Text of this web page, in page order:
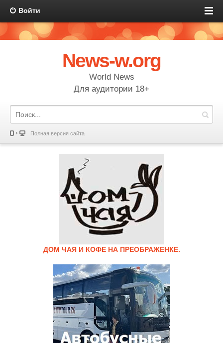
Войти
News-w.org
World News
Для аудитории 18+
Полная версия сайта
ДОМ ЧАЯ И КОФЕ НА ПРЕОБРАЖЕНКЕ.